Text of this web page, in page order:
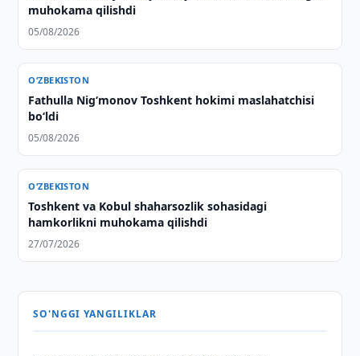
muhokama qilishdi
05/08/2026
O‘ZBEKISTON
Fathulla Nig‘monov Toshkent hokimi maslahatchisi
bo‘ldi
05/08/2026
O‘ZBEKISTON
Toshkent va Kobul shaharsozlik sohasidagi
hamkorlikni muhokama qilishdi
27/07/2026
SO'NGGI YANGILIKLAR